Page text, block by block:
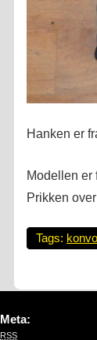
Hanken er
Modellen er
Prikken
Tags:
Meta:
RSS